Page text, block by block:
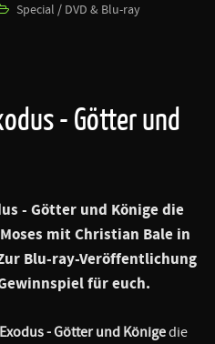
Special / DVD & Blu-ray
- Götter und
- Götter und Königedie
mit Christian Bale in
Blu-ray-Veröffentlichung
für euch.
Exodus - Götter und Königedie